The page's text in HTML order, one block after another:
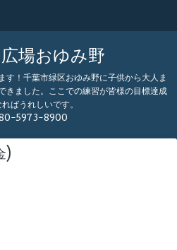
場おゆみ野
す！千葉市緑区おゆみ野に子供から大人ま
きました。ここでの練習が皆様の目標達成
ばうれしいです。
5973-8900
)